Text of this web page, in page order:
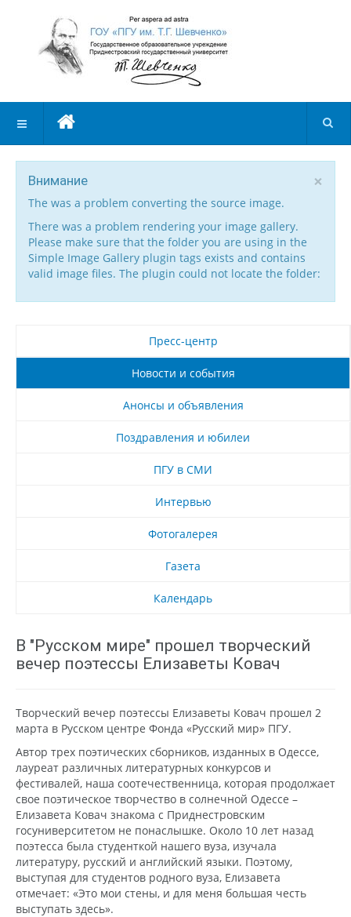
×
Внимание
The was a problem converting the source image.
There was a problem rendering your image gallery.
Please make sure that the folder you are using in the
Simple Image Gallery plugin tags exists and contains
valid image files. The plugin could not locate the folder:
Пресс-центр
Новости и события
Анонсы и объявления
Поздравления и юбилеи
ПГУ в СМИ
Интервью
Фотогалерея
Газета
Календарь
В "Русском мире" прошел творческий
вечер поэтессы Елизаветы Ковач
Творческий вечер поэтессы Елизаветы Ковач прошел 2
марта в Русском центре Фонда «Русский мир» ПГУ.
Автор трех поэтических сборников, изданных в Одессе,
лауреат различных литературных конкурсов и
фестивалей, наша соотечественница, которая продолжает
свое поэтическое творчество в солнечной Одессе –
Елизавета Ковач знакома с Приднестровским
госуниверситетом не понаслышке. Около 10 лет назад
поэтесса была студенткой нашего вуза, изучала
литературу, русский и английский языки. Поэтому,
выступая для студентов родного вуза, Елизавета
отмечает: «Это мои стены, и для меня большая честь
выступать здесь».